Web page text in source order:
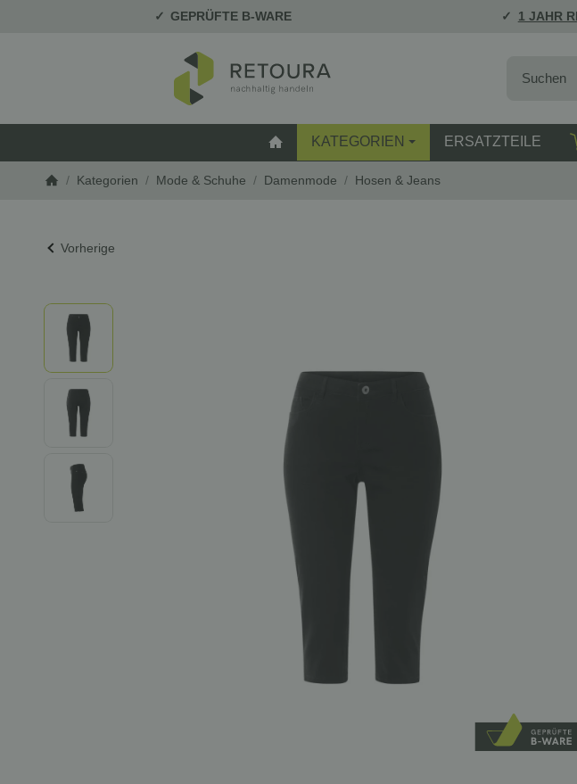
GEPRÜFTE B-WARE 1 JAHR
STARTSEITE
KATEGORIEN ERSATZTEILE
/ Kategorien / Mode & Schuhe / Damenmode / Hosen & Jeans
Vorherige